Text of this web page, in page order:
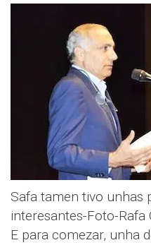
Safa tamen tivo unhas
interesantes-Foto-Rafa
E para comezar, unha